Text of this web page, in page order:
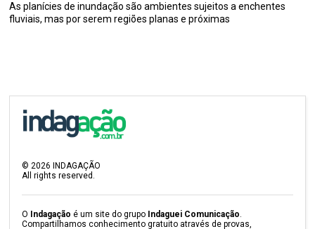
As planícies de inundação são ambientes sujeitos a enchentes
fluviais, mas por serem regiões planas e próximas
©2026 INDAGAÇÃO
All rights reserved.
O Indagação é um site do grupo Indaguei Comunicação.
Compartilhamos conhecimento gratuito através de provas,